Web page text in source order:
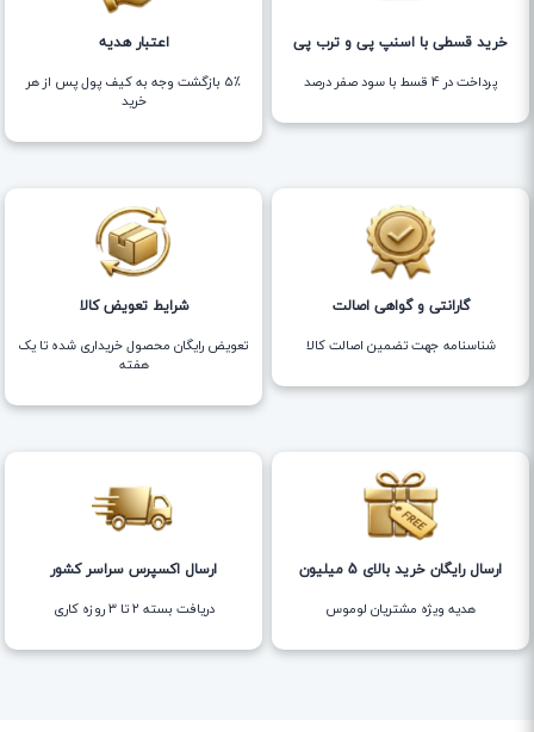
خرید قسطی با اسنپ پی و ترب پی
پرداخت در 4 قسط با سود صفر درصد
اعتبار هدیه
5٪ بازگشت وجه به کیف پول پس از هر
خرید
گارانتی و گواهی اصالت
شناسنامه جهت تضمین اصالت کالا
شرایط تعویض کالا
تعویض رایگان محصول خریداری شده تا یک
هفته
ارسال رایگان خرید بالای 5 میلیون
هدیه ویژه مشتریان لوموس
ارسال اکسپرس سراسر کشور
دریافت بسته ۲ تا ۳ روزه کاری